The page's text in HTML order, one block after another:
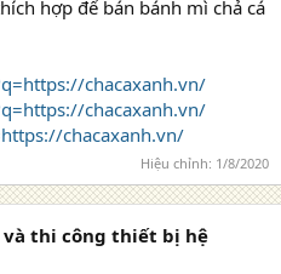
hợp để bán bánh mì chả cá
chacaxanh.vn/
chacaxanh.vn/
chacaxanh.vn/
Hiệu chỉnh: 1/8/2020
và thi công thiết bị hệ